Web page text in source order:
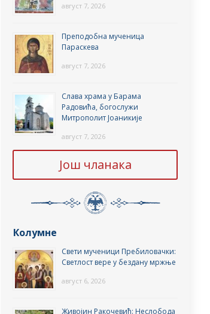
август 7, 2026
Преподобна мученица
Параскева
август 7, 2026
Слава храма у Барама
Радовића, богослужи
Митрополит Јоаникије
август 7, 2026
Још чланака
Колумне
Свети мученици Пребиловачки:
Светлост вере у бездану мржње
август 6, 2026
Живојин Ракочевић: Неслобода